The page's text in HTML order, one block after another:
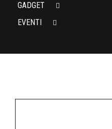
GADGET
EVENTI